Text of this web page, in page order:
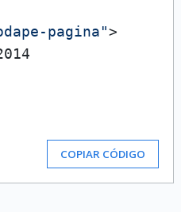
pagina">
COPIAR CÓDIGO